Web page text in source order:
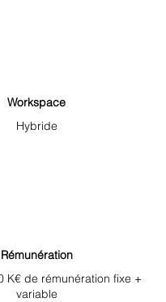
Workspace
Hybride
Rémunération
K€ de rémunération fixe +
variable